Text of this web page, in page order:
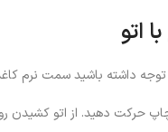
داشته باشید سمت نرم
حرکت دهید. از اتو کشیدن